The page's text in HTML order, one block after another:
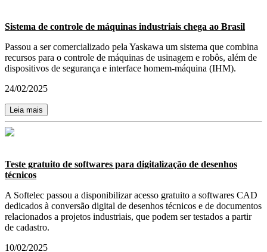
Sistema de controle de máquinas industriais chega ao Brasil
Passou a ser comercializado pela Yaskawa um sistema que combina
recursos para o controle de máquinas de usinagem e robôs, além de
dispositivos de segurança e interface homem-máquina (IHM).
24/02/2025
Leia mais
Teste gratuito de softwares para digitalização de desenhos
técnicos
A Softelec passou a disponibilizar acesso gratuito a softwares CAD
dedicados à conversão digital de desenhos técnicos e de documentos
relacionados a projetos industriais, que podem ser testados a partir
de cadastro.
10/02/2025